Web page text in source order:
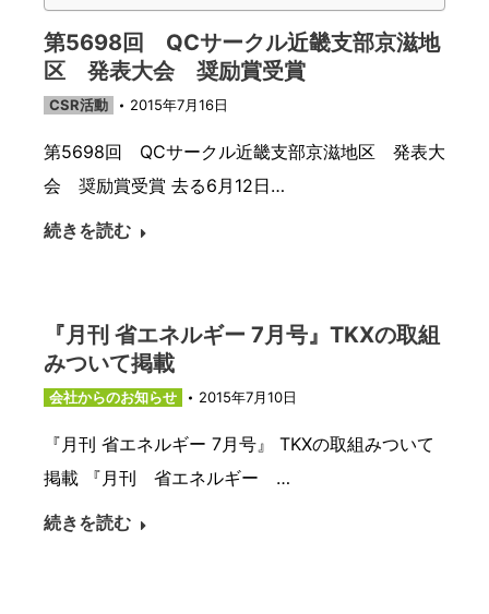
第5698回 QCサークル近畿支部京滋地
区 発表大会 奨励賞受賞
CSR活動 2015年7月16日
第5698回 QCサークル近畿支部京滋地区 発表大
会 奨励賞受賞 去る6月12日…
続きを読む
『月刊 省エネルギー 7月号』TKXの取組
みついて掲載
会社からのお知らせ 2015年7月10日
『月刊 省エネルギー 7月号』 TKXの取組みついて
掲載 『月刊 省エネルギー …
続きを読む